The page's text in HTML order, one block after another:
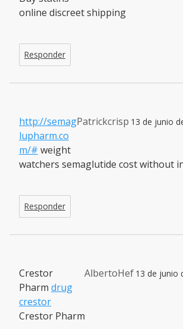
online discreet shipping
Responder
Patrickcrisp 13 de junio
http://semag
lupharm.co
m/# weight
watchers semaglutide cost without
Responder
AlbertoHef 13 de junio
Crestor
Pharm drug
crestor
Crestor Pharm